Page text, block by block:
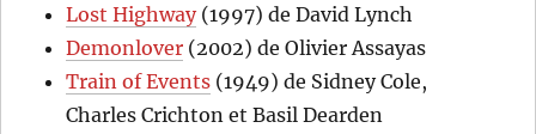
Lost Highway(1997) de David Lynch
Demonlover (2002) de Olivier Assayas
Train of Events (1949) de Sidney Cole,
Charles Crichton et Basil Dearden